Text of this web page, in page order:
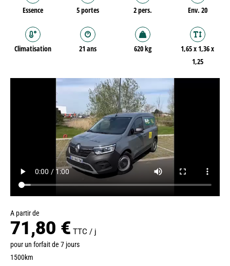
Essence 5 portes 2 pers. Env. 20
Climatisation 21 ans 620 kg
1,65 x 1,36 x
1,25
A partir de
71,80 € TTC / j
pour un forfait de 7 jours
1500km